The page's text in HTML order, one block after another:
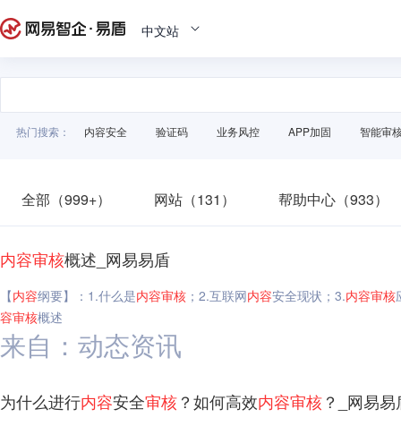
中文站
热门搜索： 内容安全 验证码 业务风控 APP加固 智能审
全部（999+） 网站（131） 帮助中心（933）
内容审核概述_网易易盾
【内容纲要】：1.什么是内容审核 ；2.互联网内容安全现状；3.内容审核
容审核概述
来自：动态资讯
为什么进行内容安全审核？如何高效内容审核？_网易易